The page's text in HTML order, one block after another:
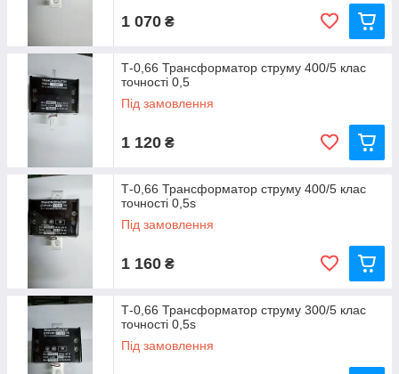
1 070 ₴
Т-0,66 Трансформатор струму 400/5 клас
точності 0,5
Під замовлення
1 120 ₴
Т-0,66 Трансформатор струму 400/5 клас
точності 0,5s
Під замовлення
1 160 ₴
Т-0,66 Трансформатор струму 300/5 клас
точності 0,5s
Під замовлення